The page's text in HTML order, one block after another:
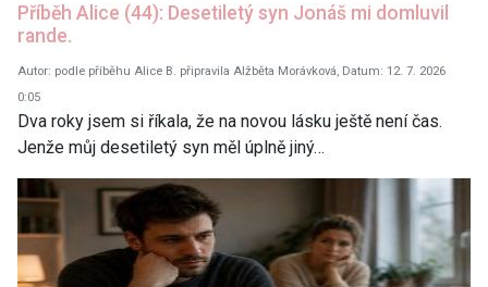
Příběh Alice (44): Desetiletý syn Jonáš mi domluvil
rande.
Autor: podle příběhu Alice B. připravila Alžběta Morávková, Datum: 12. 7. 2026
0:05
Dva roky jsem si říkala, že na novou lásku ještě není čas.
Jenže můj desetiletý syn měl úplně jiný…